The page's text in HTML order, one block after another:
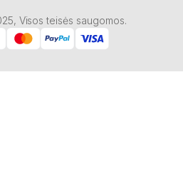
Visos teisės saugomos.